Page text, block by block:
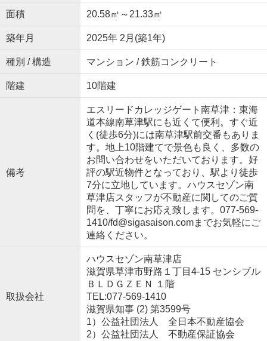
面積 20.58㎡～21.33㎡
築年月 2025年 2月(築1年)
種別 / 構造 マンション / 鉄筋コンクリート
階建 10階建
備考
エスリードカレッジゲート南草津：東海
道本線南草津駅にも近くて便利。すぐ近
く(徒歩6分)には南草津駅前交番もありま
す。地上10階建てで景色も良く、多数の
お問い合わせをいただいております。好
評の駅近物件となっており、駅より徒歩
7分に立地しています。ハウスセゾン南
草津店スタッフが不動産に関してのご質
問を、丁寧にお応え致します。077-569-
1410/fd@sigasaison.comまでお気軽にご
連絡ください。
取扱会社
ハウスセゾン南草津店
滋賀県草津市野路１丁目4-15 センシブル
ＢＬＤＧＺＥＮ １階
TEL:077-569-1410
滋賀県知事 (2) 第3599号
1）公益社団法人 全日本不動産協会
2）公益社団法人 不動産保証協会